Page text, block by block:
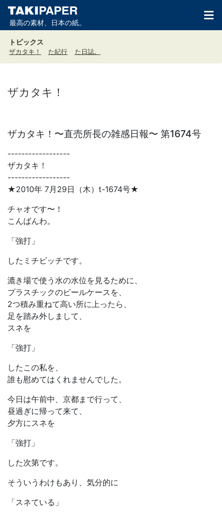
最高の素材、日本の紙。
トピックス
ザカタキ！ た紀行 た日誌。
ザカタキ！
ザカタキ！〜直売所長の雑感日報〜 第1674号
------------------
ザカタキ！
------------------
★2010年 7月29日（木）t-1674号★
チャオです〜！
こんばんわ。
「強打」
したミチビッチです。
漉き場で使う水の水位を見るために、
プラスチックのビールケースを、
2つ積み重ねて高い所に上ったら、
足を踏み外しまして、
スネを
「強打」
したこの私を、
誰も慰めてはくれませんでした。
今日は午前中、京都まで行って、
昼過ぎに帰って来て、
夕方にスネを
「強打」
した次第です。
そういうわけもあり、気分的に
「スネている」